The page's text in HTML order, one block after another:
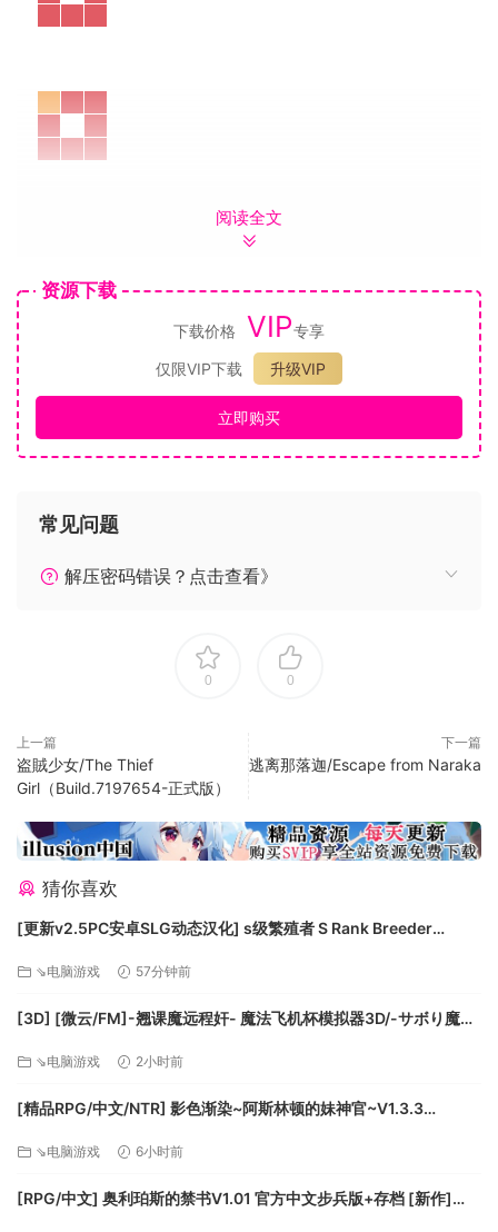
处理器: Core i7 870 over
DirectX 版本: 11
网络: 宽带互联网连接
存储空间: 需要 20 GB 可用空间
声卡: DirectX 9.0c over
compatible
操作系统: Windows® 7, Windows® 8.1,
Windows® 10 (64bit required)
内存: 8 GB RAM
显卡: NVIDIA GeForce GTX980 (3840×2160) /
DirectX 版本: 11
阅读全文
资源下载
下载价格 VIP专享
仅限VIP下载
升级VIP
立即购买
常见问题
解压密码错误？点击查看》
0 0
上一篇
盗賊少女/The Thief
Girl（Build.7197654-正式版）
下一篇
逃离那落迦/Escape from Naraka
猜你喜欢
[更新v2.5PC安卓SLG动态汉化] s级繁殖者 S Rank Breeder
⇘电脑游戏 57分钟前
[3D] [微云/FM]-翘课魔远程奸- 魔法飞机杯模拟器3D/-サボり魔遠
⇘电脑游戏 2小时前
[精品RPG/中文/NTR] 影色渐染~阿斯林顿的妹神官~V1.3.3
[FM/7.5G/百度]
⇘电脑游戏 6小时前
[RPG/中文] 奥利珀斯的禁书V1.01 官方中文步兵版+存档 [新作]